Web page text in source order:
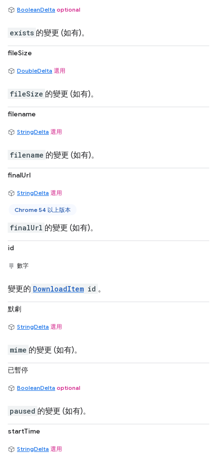
BooleanDelta optional
exists 的變更 (如有)。
fileSize
DoubleDelta 選用
fileSize 的變更 (如有)。
filename
StringDelta 選用
filename 的變更 (如有)。
finalUrl
StringDelta 選用
Chrome 54 以上版本
finalUrl 的變更 (如有)。
id
數字
變更的 DownloadItem id 。
默劇
StringDelta 選用
mime 的變更 (如有)。
已暫停
BooleanDelta optional
paused 的變更 (如有)。
startTime
StringDelta 選用